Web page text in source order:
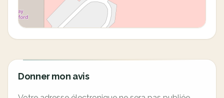
Donner mon avis